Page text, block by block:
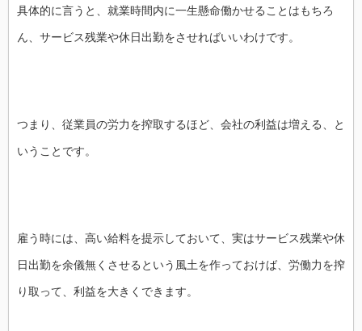
具体的に言うと、就業時間内に一生懸命働かせることはもちろ
ん、サービス残業や休日出勤をさせればいいわけです。
つまり、従業員の労力を搾取するほど、会社の利益は増える、と
いうことです。
雇う時には、高い給料を提示しておいて、実はサービス残業や休
日出勤を余儀無くさせるという風土を作っておけば、労働力を搾
り取って、利益を大きくできます。